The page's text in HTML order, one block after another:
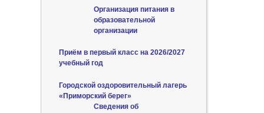
Организация питания в
образовательной
организации
Приём в первый класс на 2026/2027
учебный год
Городской оздоровительный лагерь
«Приморский берег»
Сведения об